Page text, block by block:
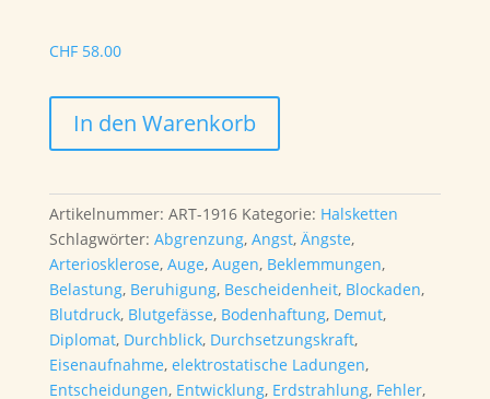
CHF58.00
Buin/Hämatit
43cm
(Einzelstück)
Menge
In den Warenkorb
Artikelnummer: ART-1916 Kategorie: Halsketten
Schlagwörter: Abgrenzung, Angst, Ängste,
Arteriosklerose, Auge, Augen, Beklemmungen,
Belastung, Beruhigung, Bescheidenheit, Blockaden,
Blutdruck, Blutgefässe, Bodenhaftung, Demut,
Diplomat, Durchblick, Durchsetzungskraft,
Eisenaufnahme, elektrostatische Ladungen,
Entscheidungen, Entwicklung, Erdstrahlung, Fehler,